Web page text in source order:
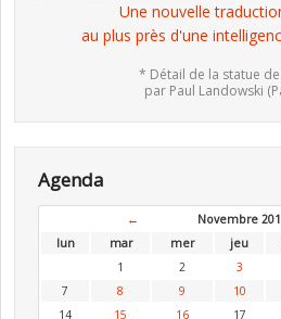
Une nouvelle
au plus près d'une
* Détail de la statue
par Paul Landowski
Agenda
← Novembre
lun
mar mer jeu
1
2 3
7
8 9 10
14
15 16 17